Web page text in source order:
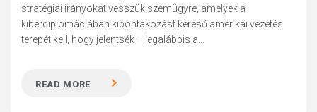
stratégiai irányokat vesszük szemügyre, amelyek a
kiberdiplomáciában kibontakozást kereső amerikai vezetés
terepét kell, hogy jelentsék – legalábbis a...
READ MORE